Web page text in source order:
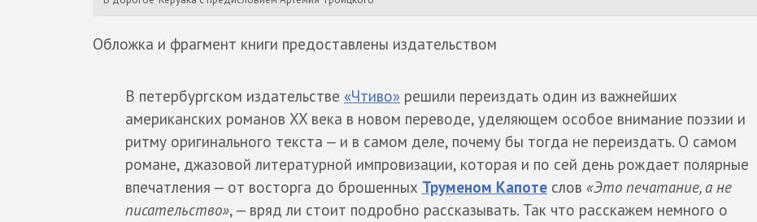
Обложка и фрагмент книги предоставлены издательством
В петербургском издательстве «Чтиво» решили переиздать один из важнейших
американских романов XX века в новом переводе, уделяющем особое внимание поэзии и
ритму оригинального текста — и в самом деле, почему бы тогда не переиздать. О самом
романе, джазовой литературной импровизации, которая и по сей день рождает полярные
впечатления — от восторга до брошенных Труменом Капоте слов «Это печатание, а не
писательство», — вряд ли стоит подробно рассказывать. Так что расскажем немного о